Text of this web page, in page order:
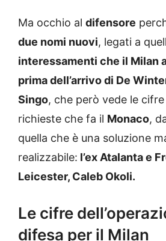
Ma occhio al difensore
due nomi nuovi, legati a
interessamenti che il Milan
prima dell’arrivo di De
Singo, che però vede le
richieste che fa il Monaco,
quella che è una soluzione
realizzabile: l’ex Atalanta e
Leicester, Caleb Okoli.
Le cifre
difesa per il Milan